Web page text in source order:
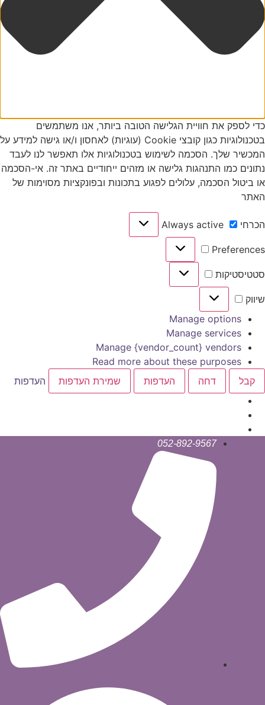
כדי לספק את חוויית הגלישה הטובה ביותר, אנו משתמשים
בטכנולוגיות כגון קובצי Cookie (עוגיות) לאחסון ו/או גישה למידע על
המכשיר שלך. הסכמה לשימוש בטכנולוגיות אלו תאפשר לנו לעבד
נתונים כמו התנהגות גלישה או מזהים ייחודיים באתר זה. אי-הסכמה
או ביטול הסכמה, עלולים לפגוע בתכונות ובפונקציות מסוימות של
האתר
הכרחי הכרחי
Always active
Preferences
Preferences
סטטיסטיקות
סטטיסטיקות
שיווק
שיווק
Manage options
Manage services
Manage {vendor_count} vendors
Read more about these purposes
קבל
דחה העדפות שמירת העדפות העדפות
052-892-9567